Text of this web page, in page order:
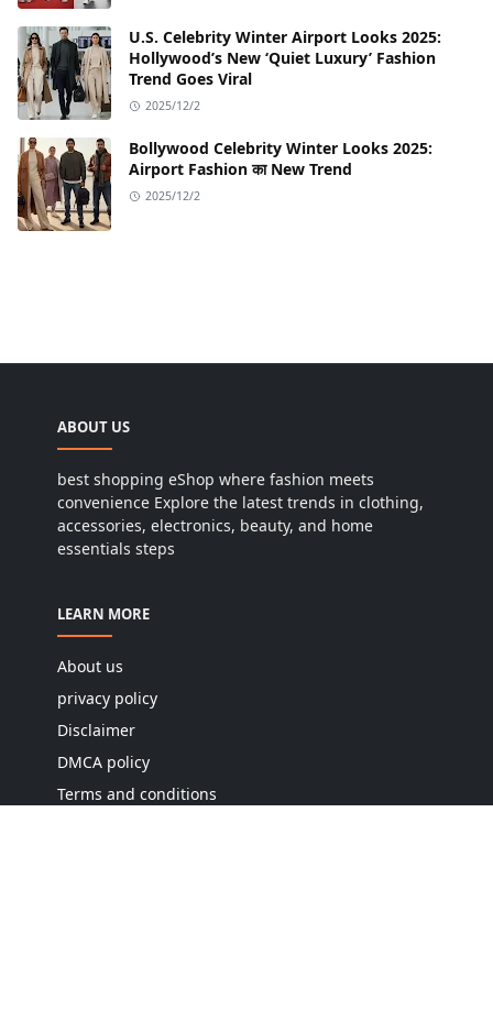
U.S. Celebrity Winter Airport Looks 2025:
Hollywood’s New ‘Quiet Luxury’ Fashion
Trend Goes Viral
2025/12/2
Bollywood Celebrity Winter Looks 2025:
Airport Fashion का New Trend
2025/12/2
ABOUT US
best shopping eShop where fashion meets
convenience Explore the latest trends in clothing,
accessories, electronics, beauty, and home
essentials steps
LEARN MORE
About us
privacy policy
Disclaimer
DMCA policy
Terms and conditions